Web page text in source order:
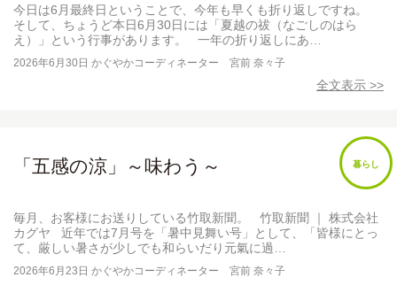
今日は6月最終日ということで、今年も早くも折り返しですね。
そして、ちょうど本日6月30日には「夏越の祓（なごしのはら
え）」という行事があります。 一年の折り返しにあ…
2026年6月30日 かぐやかコーディネーター 宮前 奈々子
全文表示 >>
暮らし
「五感の涼」～味わう～
毎月、お客様にお送りしている竹取新聞。 竹取新聞 ｜ 株式会社
カグヤ 近年では7月号を「暑中見舞い号」として、「皆様にとっ
て、厳しい暑さが少しでも和らいだり元氣に過…
2026年6月23日 かぐやかコーディネーター 宮前 奈々子